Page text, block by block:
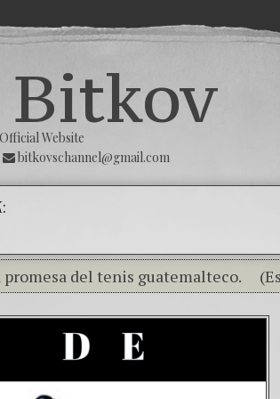
Official Website
bitkovschannel@gmail.com
del tenis guatemalteco.
(Español)
La impunidad absoluta — II Parte —